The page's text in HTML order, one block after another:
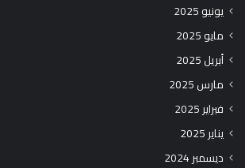
يونيو 2025
مايو 2025
أبريل 2025
مارس 2025
فبراير 2025
يناير 2025
ديسمبر 2024